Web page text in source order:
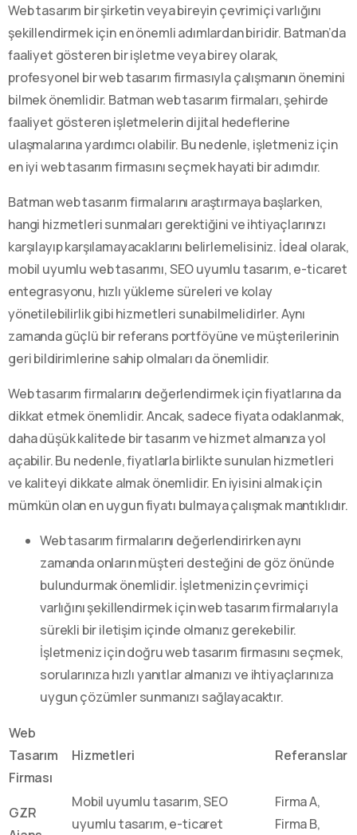
Web tasarım bir şirketin veya bireyin çevrimiçi varlığını
şekillendirmek için en önemli adımlardan biridir. Batman’da
faaliyet gösteren bir işletme veya birey olarak,
profesyonel bir web tasarım firmasıyla çalışmanın önemini
bilmek önemlidir. Batman web tasarım firmaları, şehirde
faaliyet gösteren işletmelerin dijital hedeflerine
ulaşmalarına yardımcı olabilir. Bu nedenle, işletmeniz için
en iyi web tasarım firmasını seçmek hayati bir adımdır.
Batman web tasarım firmalarını araştırmaya başlarken,
hangi hizmetleri sunmaları gerektiğini ve ihtiyaçlarınızı
karşılayıp karşılamayacaklarını belirlemelisiniz. İdeal olarak,
mobil uyumlu web tasarımı, SEO uyumlu tasarım, e-ticaret
entegrasyonu, hızlı yükleme süreleri ve kolay
yönetilebilirlik gibi hizmetleri sunabilmelidirler. Aynı
zamanda güçlü bir referans portföyüne ve müşterilerinin
geri bildirimlerine sahip olmaları da önemlidir.
Web tasarım firmalarını değerlendirmek için fiyatlarına da
dikkat etmek önemlidir. Ancak, sadece fiyata odaklanmak,
daha düşük kalitede bir tasarım ve hizmet almanıza yol
açabilir. Bu nedenle, fiyatlarla birlikte sunulan hizmetleri
ve kaliteyi dikkate almak önemlidir. En iyisini almak için
mümkün olan en uygun fiyatı bulmaya çalışmak mantıklıdır.
Web tasarım firmalarını değerlendirirken aynı
zamanda onların müşteri desteğini de göz önünde
bulundurmak önemlidir. İşletmenizin çevrimiçi
varlığını şekillendirmek için web tasarım firmalarıyla
sürekli bir iletişim içinde olmanız gerekebilir.
İşletmeniz için doğru web tasarım firmasını seçmek,
sorularınıza hızlı yanıtlar almanızı ve ihtiyaçlarınıza
uygun çözümler sunmanızı sağlayacaktır.
Web
Tasarım
Firması
Hizmetleri Referanslar
GZR
Mobil uyumlu tasarım, SEO
uyumlu tasarım, e-ticaret
Firma A,
Firma B,